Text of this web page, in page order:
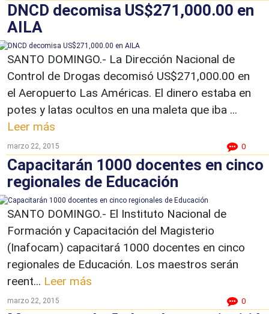
DNCD decomisa US$271,000.00 en
AILA
SANTO DOMINGO.- La Dirección Nacional de
Control de Drogas decomisó US$271,000.00 en
el Aeropuerto Las Américas. El dinero estaba en
potes y latas ocultos en una maleta que iba ...
Leer más
marzo 22, 2015 0
Capacitarán 1000 docentes en cinco
regionales de Educación
SANTO DOMINGO.- El Instituto Nacional de
Formación y Capacitación del Magisterio
(Inafocam) capacitará 1000 docentes en cinco
regionales de Educación. Los maestros serán
reent... Leer más
marzo 22, 2015 0